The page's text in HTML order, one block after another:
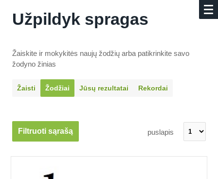
Užpildyk spragas
Žaiskite ir mokykitės naujų žodžių arba patikrinkite savo
žodyno žinias
Žaisti Žodžiai Jūsų rezultatai Rekordai
Filtruoti sąrašą puslapis